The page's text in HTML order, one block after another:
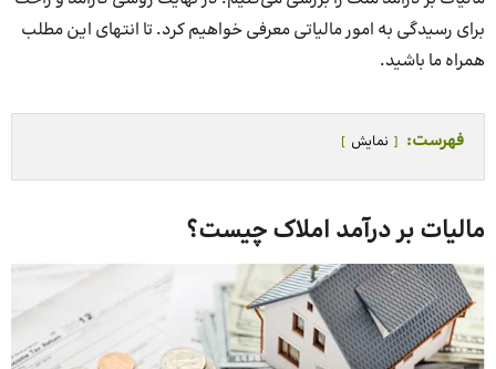
برای رسیدگی به امور مالیاتی معرفی خواهیم کرد. تا انتهای این مطلب
همراه ما باشید.
فهرست: نمایش
مالیات بر درآمد املاک چیست؟